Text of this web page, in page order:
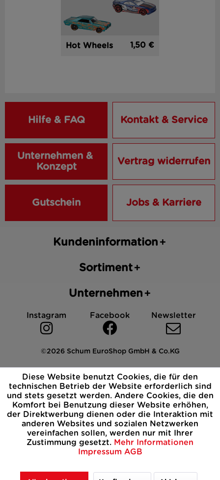
Hot Wheels 1,50 €
Hilfe & FAQ Kontakt & Service
Unternehmen &
Konzept
Vertrag widerrufen
Gutschein Jobs & Karriere
Kundeninformation
Sortiment
Unternehmen
Instagram Facebook Newsletter
©2026 Schum EuroShop GmbH & Co.KG
Impressum Datenschutz AGB Cookies
Widerrufsbelehrung
Diese Website benutzt Cookies, die für den
technischen Betrieb der Website erforderlich sind
und stets gesetzt werden. Andere Cookies, die den
Komfort bei Benutzung dieser Website erhöhen,
der Direktwerbung dienen oder die Interaktion mit
anderen Websites und sozialen Netzwerken
vereinfachen sollen, werden nur mit Ihrer
Zustimmung gesetzt. Mehr Informationen
Impressum AGB